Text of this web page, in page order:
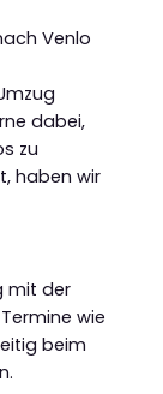
Venlo
dabei,
zu
haben wir
mit der
wie
beim